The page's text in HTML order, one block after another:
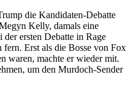
die Kandidaten-Debatte
Kelly, damals eine
ersten Debatte in Rage
fern. Erst als die Bosse von Fox
waren, machte er wieder mit.
um den Murdoch-Sender